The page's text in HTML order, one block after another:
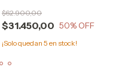
$31.450,00
$62.900,00
50% OFF
¡Solo quedan 5 en stock!